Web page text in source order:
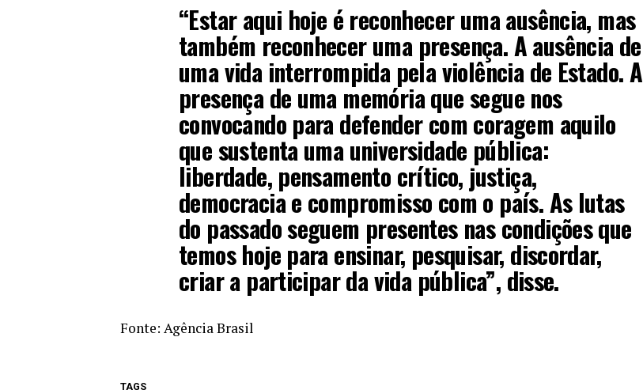
“Estar aqui hoje é reconhecer uma ausência, mas
também reconhecer uma presença. A ausência de
uma vida interrompida pela violência de Estado. A
presença de uma memória que segue nos
convocando para defender com coragem aquilo
que sustenta uma universidade pública:
liberdade, pensamento crítico, justiça,
democracia e compromisso com o país. As lutas
do passado seguem presentes nas condições que
temos hoje para ensinar, pesquisar, discordar,
criar a participar da vida pública”, disse.
Fonte: Agência Brasil
TAGS